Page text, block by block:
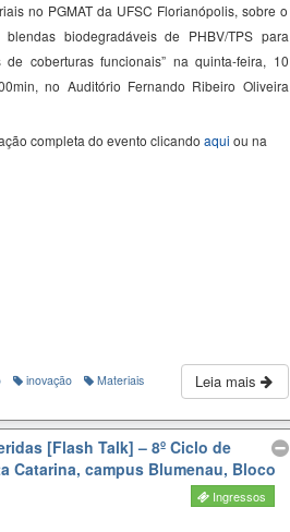
no PGMAT da UFSC Florianópolis, sobre o
biodegradáveis de PHBV/TPS para
de coberturas funcionais” na quinta-feira, 10
no Auditório Fernando Ribeiro Oliveira
completa do evento clicando aqui ou na
Leia mais
inovação
Materiais
[Flash Talk] – 8º Ciclo de
Catarina, campus Blumenau, Bloco
Ingressos